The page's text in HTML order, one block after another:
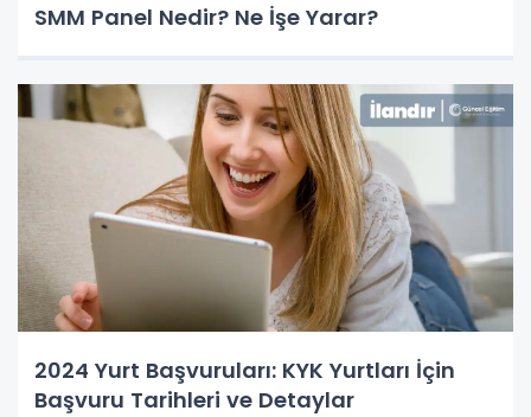
SMM Panel Nedir? Ne İşe Yarar?
2024 Yurt Başvuruları: KYK Yurtları İçin
Başvuru Tarihleri ve Detaylar